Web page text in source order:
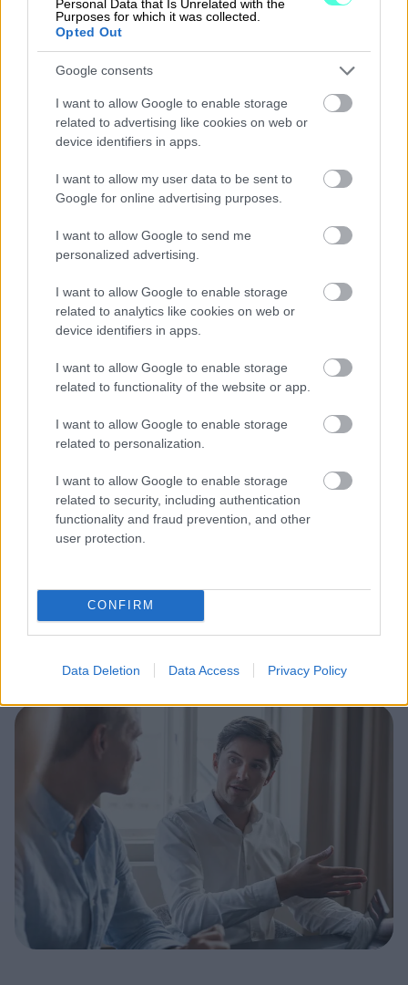
Personal Data that Is Unrelated with the
Purposes for which it was collected.
Opted Out
Google consents
I want to allow Google to enable storage
related to advertising like cookies on web or
device identifiers in apps.
I want to allow my user data to be sent to
Google for online advertising purposes.
I want to allow Google to send me
personalized advertising.
I want to allow Google to enable storage
related to analytics like cookies on web or
device identifiers in apps.
I want to allow Google to enable storage
related to functionality of the website or app.
I want to allow Google to enable storage
related to personalization.
I want to allow Google to enable storage
related to security, including authentication
functionality and fraud prevention, and other
user protection.
CONFIRM
Data Deletion Data Access Privacy Policy
suositella Ropoa saatavien hallintaan.
ei ole isoa taloustiimiä, heille tämä on
erinomainen ratkaisu.”
Finago Procountor + Ropo
Muistutus- ja
perintäpalvelu
Ropon ammattitaitoisen muistutus- ja
perintäpalvelun avulla Finago Procountorin
asiakkaat saavat kotiutettua erääntyneet
saatavat tehokkaasti ja vaivattomasti.
yksittäiseltä asiakkaalta erillisen integraation
rakentamista.
Tutustu ratkaisuun